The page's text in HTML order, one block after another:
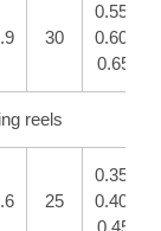
30
0.55/
0.60/
0.65/
reels
25
0.35/
0.40/
0.45/